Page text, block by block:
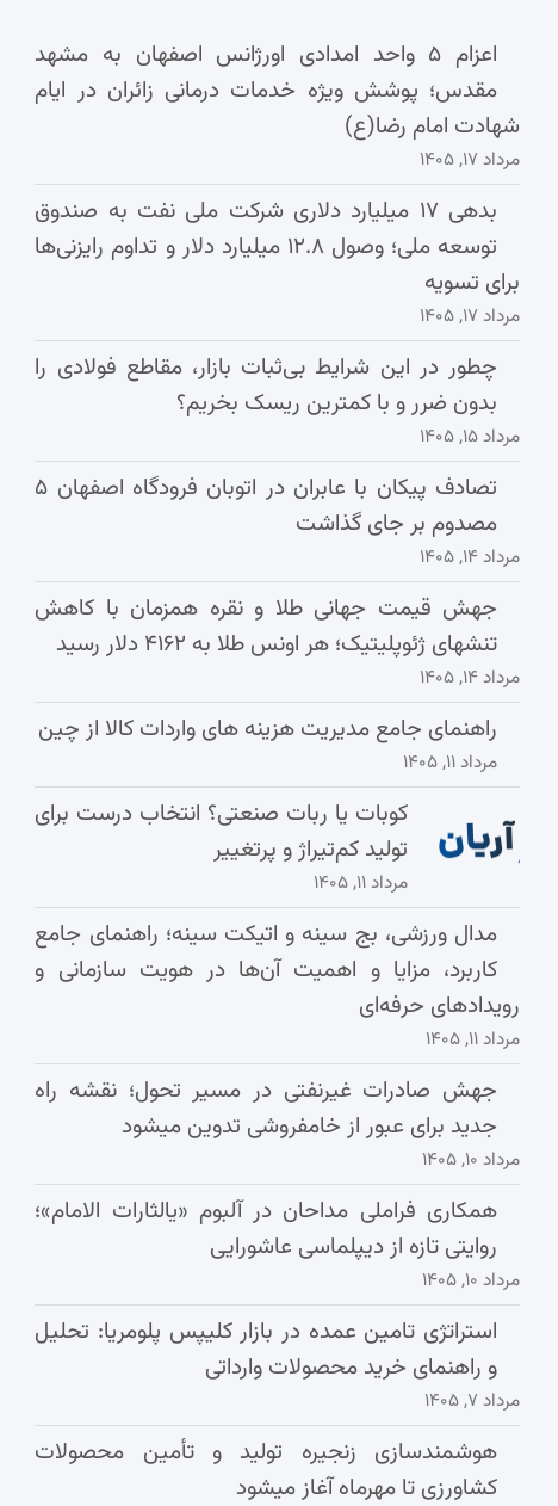
اعزام ۵ واحد امدادی اورژانس اصفهان به مشهد
مقدس؛ پوشش ویژه خدمات درمانی زائران در ایام
شهادت امام رضا(ع)
مرداد ۱۷, ۱۴۰۵
بدهی ۱۷ میلیارد دلاری شرکت ملی نفت به صندوق
توسعه ملی؛ وصول ۱۲.۸ میلیارد دلار و تداوم رایزنی‌ها
برای تسویه
مرداد ۱۷, ۱۴۰۵
چطور در این شرایط بی‌ثبات بازار، مقاطع فولادی را
بدون ضرر و با کمترین ریسک بخریم؟
مرداد ۱۵, ۱۴۰۵
تصادف پیکان با عابران در اتوبان فرودگاه اصفهان ۵
مصدوم بر جای گذاشت
مرداد ۱۴, ۱۴۰۵
جهش قیمت جهانی طلا و نقره همزمان با کاهش
تنشهای ژئوپلیتیک؛ هر اونس طلا به ۴۱۶۲ دلار رسید
مرداد ۱۴, ۱۴۰۵
راهنمای جامع مدیریت هزینه‌ های واردات کالا از چین
مرداد ۱۱, ۱۴۰۵
کوبات یا ربات صنعتی؟ انتخاب درست برای
تولید کم‌تیراژ و پرتغییر
مرداد ۱۱, ۱۴۰۵
مدال ورزشی، بج سینه و اتیکت سینه؛ راهنمای جامع
کاربرد، مزایا و اهمیت آن‌ها در هویت سازمانی و
رویدادهای حرفه‌ای
مرداد ۱۱, ۱۴۰۵
جهش صادرات غیرنفتی در مسیر تحول؛ نقشه راه
جدید برای عبور از خامفروشی تدوین میشود
مرداد ۱۰, ۱۴۰۵
همکاری فراملی مداحان در آلبوم «یالثارات الامام»؛
روایتی تازه از دیپلماسی عاشورایی
مرداد ۱۰, ۱۴۰۵
استراتژی تامین عمده در بازار کلیپس پلومریا: تحلیل
و راهنمای خرید محصولات وارداتی
مرداد ۷, ۱۴۰۵
هوشمندسازی زنجیره تولید و تأمین محصولات
کشاورزی تا مهرماه آغاز میشود